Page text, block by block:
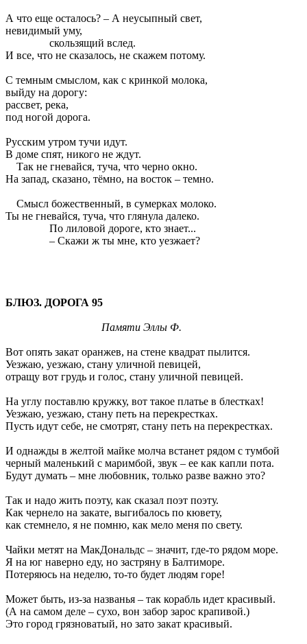
А что еще осталось? – А неусыпный свет,
невидимый уму,
скользящий вслед.
И все, что не сказалось, не скажем потому.
С темным смыслом, как с кринкой молока,
выйду на дорогу:
рассвет, река,
под ногой дорога.
Русским утром тучи идут.
В доме спят, никого не ждут.
Так не гневайся, туча, что черно окно.
На запад, сказано, тёмно, на восток – темно.
Смысл божественный, в сумерках молоко.
Ты не гневайся, туча, что глянула далеко.
По лиловой дороге, кто знает...
– Скажи ж ты мне, кто уезжает?
БЛЮЗ. ДОРОГА 95
Памяти Эллы Ф.
Вот опять закат оранжев, на стене квадрат пылится.
Уезжаю, уезжаю, стану уличной певицей,
отращу вот грудь и голос, стану уличной певицей.
На углу поставлю кружку, вот такое платье в блестках!
Уезжаю, уезжаю, стану петь на перекрестках.
Пусть идут себе, не смотрят, стану петь на перекрестках.
И однажды в желтой майке молча вcтанет рядом с тумбой
черный маленький с маримбой, звук – ее как капли пота.
Будут думать – мне любовник, только разве важно это?
Так и надо жить поэту, как сказал поэт поэту.
Как чернело на закате, выгибалось по кювету,
как стемнело, я не помню, как мело меня по свету.
Чайки метят на МакДональдс – значит, где-то рядом море.
Я на юг наверно еду, но застряну в Балтиморе.
Потеряюсь на неделю, то-то будет людям горе!
Может быть, из-за названья – так корабль идет красивый.
(А на самом деле – сухо, вон забор зарос крапивой.)
Это город грязноватый, но зато закат красивый.